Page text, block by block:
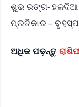
ଶୁଭ ରଙ୍ଗ- ହଳଦିଆ
ପ୍ରତିକାର –
ଅଧିକ ପଢ଼ନ୍ତୁ